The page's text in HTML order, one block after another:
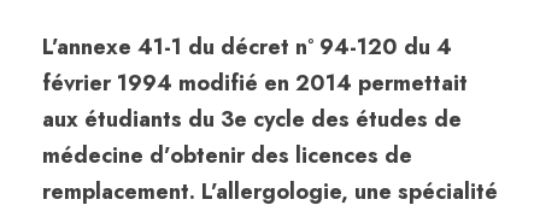
L’annexe 41-1 du décret n° 94-120 du 4
février 1994 modifié en 2014 permettait
aux étudiants du 3e cycle des études de
médecine d’obtenir des licences de
remplacement. L’allergologie, une spécialité